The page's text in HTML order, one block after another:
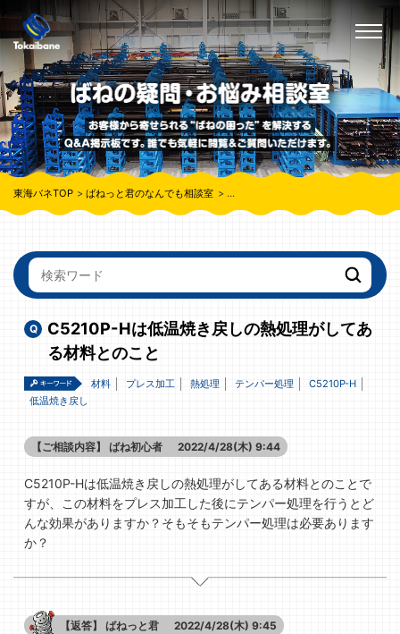
東海バネTOP ばねっと君のなんでも相談室 C5210P-Hは低温焼き戻しの熱処理が
C5210P-Hは低温焼き戻しの熱処理がしてあ
る材料とのこと
材料 プレス加工 熱処理 テンパー処理
C5210P-H
低温焼き戻し
【ご相談内容】 ばね初心者 2022/4/28(木) 9:44
C5210P-Hは低温焼き戻しの熱処理がしてある材料とのことで
すが、この材料をプレス加工した後にテンパー処理を行うとど
んな効果がありますか？そもそもテンパー処理は必要あります
か？
【返答】 ばねっと君 2022/4/28(木) 9:45